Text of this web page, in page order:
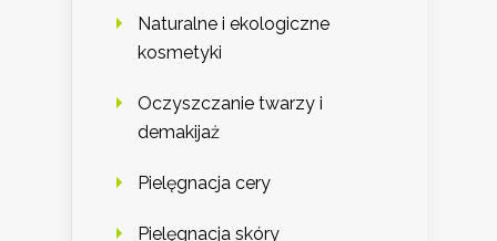
Naturalne i ekologiczne
kosmetyki
Oczyszczanie twarzy i
demakijaż
Pielęgnacja cery
Pielęgnacja skóry